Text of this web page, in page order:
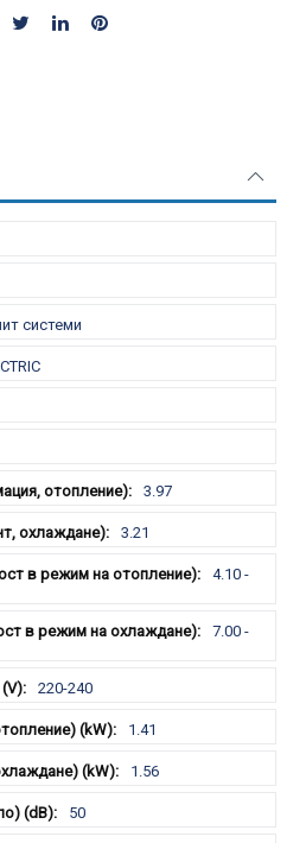
системи
3.97
3.21
4.10 -
7.00 -
220-240
1.41
1.56
50